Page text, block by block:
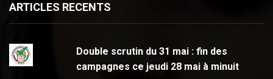
ARTICLES RECENTS
Double scrutin du 31 mai : fin des
campagnes ce jeudi 28 mai à minuit